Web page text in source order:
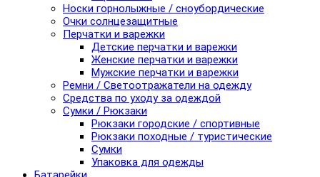
Носки горнолыжные / сноубордические
Очки солнцезащитные
Перчатки и варежки
Детские перчатки и варежки
Женские перчатки и варежки
Мужские перчатки и варежки
Ремни / Светоотражатели на одежду
Средства по уходу за одеждой
Сумки / Рюкзаки
Рюкзаки городские / спортивные
Рюкзаки походные / туристические
Сумки
Упаковка для одежды